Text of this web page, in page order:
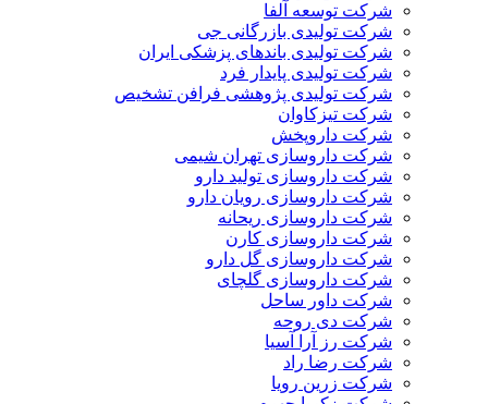
شرکت توسعه آلفا
شرکت تولیدی بازرگانی جی
شرکت تولیدی باندهای پزشکی ایران
شرکت تولیدی پایدار فرد
شرکت تولیدی پژوهشی فرافن تشخیص
شرکت تیزکاوان
شرکت داروپخش
شرکت داروسازی تهران شیمی
شرکت داروسازی تولید دارو
شرکت داروسازی رویان دارو
شرکت داروسازی ریحانه
شرکت داروسازی کارن
شرکت داروسازی گل دارو
شرکت داروسازی گلچای
شرکت داور ساحل
شرکت دی روحه
شرکت رز آرا آسیا
شرکت رضا راد
شرکت زرین رویا